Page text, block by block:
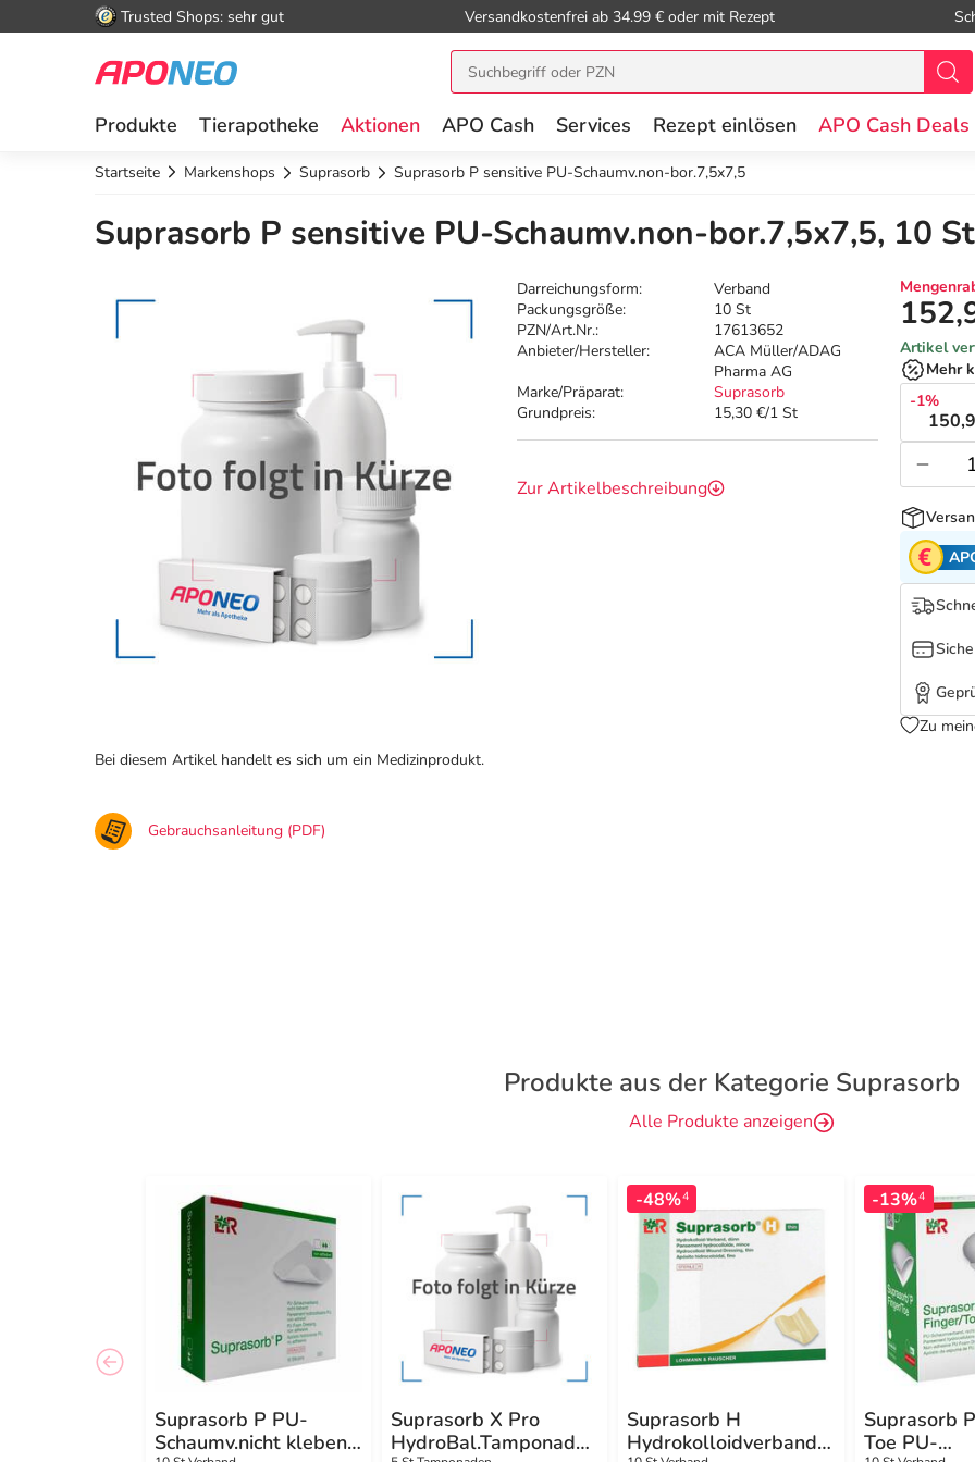
Trusted Shops: sehr gut Versandkostenfrei ab 34.99 € oder mit Rezept
Produkte Tierapotheke Aktionen APO Cash Services Rezept einlösen APO Cash Deals
Startseite Markenshops Suprasorb Suprasorb P sensitive PU-Schaumv.non-bor.7,5x7,5
Suprasorb P sensitive PU-Schaumv.non-bor.7,5x7,5, 10 St
Darreichungsform:
Verband
Packungsgröße:
10 St
PZN/Art.Nr.:
17613652
Anbieter/Hersteller:
ACA Müller/ADAG
Pharma AG
Marke/Präparat:
Suprasorb
Grundpreis:
15,30 €/1 St
Zur Artikelbeschreibung
Artikel
Mehr
-1%
Zu
Bei diesem Artikel handelt es sich um ein Medizinprodukt.
Gebrauchsanleitung (PDF)
Produkte aus der Kategorie Suprasorb
Alle Produkte anzeigen
Suprasorb P PU-
Schaumv.nicht klebend
Suprasorb X Pro
HydroBal.Tamponade
-48%4
Suprasorb H
Hydrokolloidverband
-13%4
Suprasorb
Toe PU-